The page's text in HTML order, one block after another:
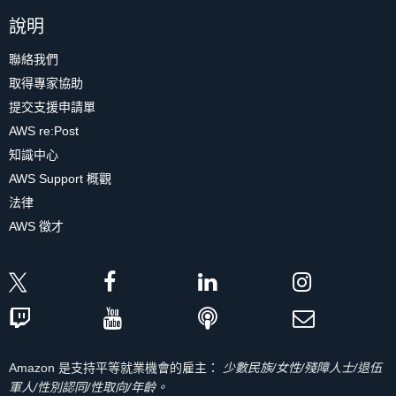
說明
聯絡我們
取得專家協助
提交支援申請單
AWS re:Post
知識中心
AWS Support 概觀
法律
AWS 徵才
Amazon 是支持平等就業機會的雇主：
少數民族/女性/殘障人士/退伍
軍人/性別認同/性取向/年齡。